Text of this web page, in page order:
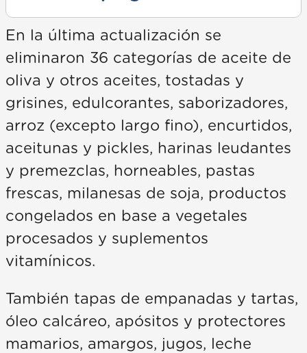
En la última actualización se
eliminaron 36 categorías de aceite de
oliva y otros aceites, tostadas y
grisines, edulcorantes, saborizadores,
arroz (excepto largo fino), encurtidos,
aceitunas y pickles, harinas leudantes
y premezclas, horneables, pastas
frescas, milanesas de soja, productos
congelados en base a vegetales
procesados y suplementos
vitamínicos.
También tapas de empanadas y tartas,
óleo calcáreo, apósitos y protectores
mamarios, amargos, jugos, leche